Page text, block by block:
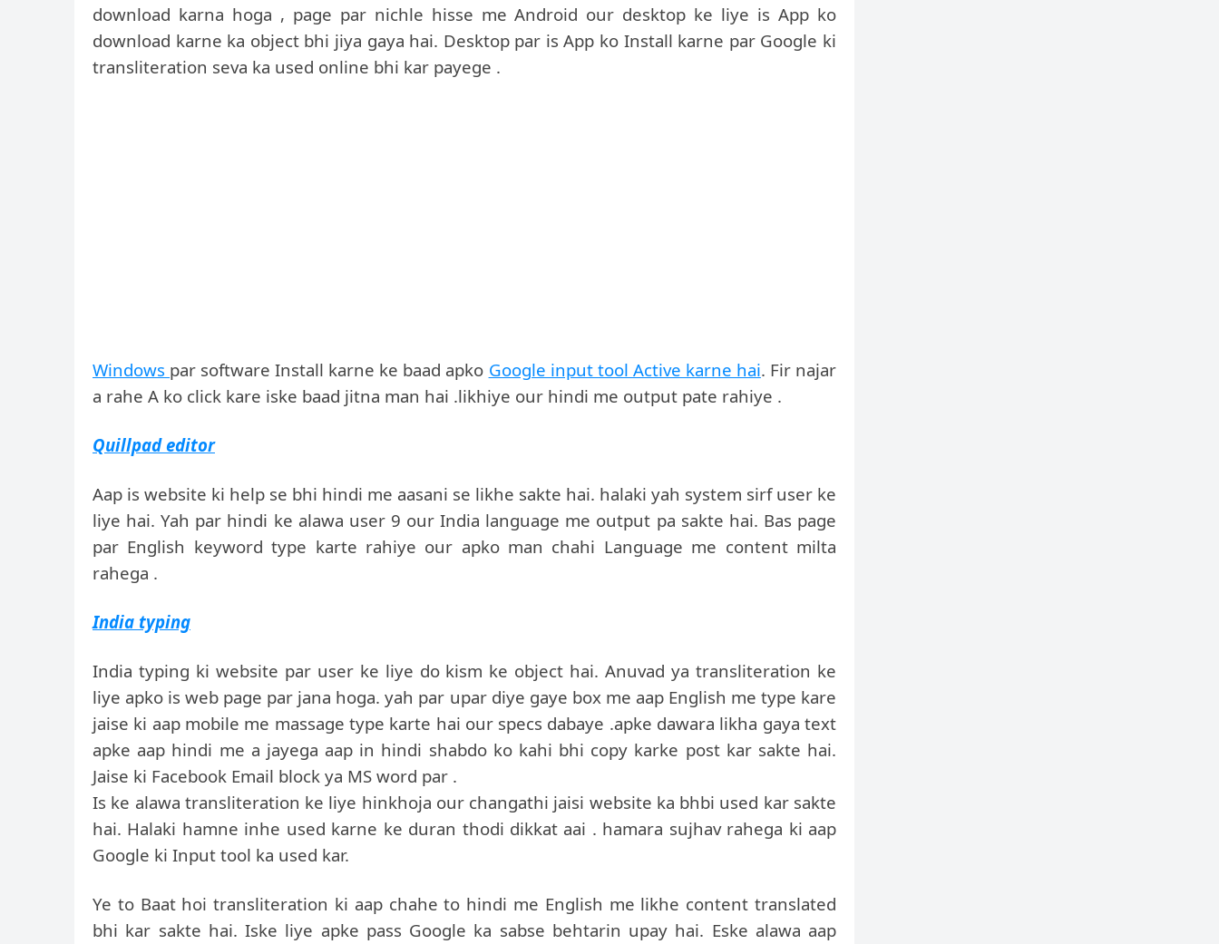
download karna hoga , page par nichle hisse me Android our desktop ke liye is App ko
download karne ka object bhi jiya gaya hai. Desktop par is App ko Install karne par Google ki
transliteration seva ka used online bhi kar payege .
Windows par software Install karne ke baad apko Google input tool Active karne hai. Fir najar
a rahe A ko click kare iske baad jitna man hai .likhiye our hindi me output pate rahiye .
Quillpad editor
Aap is website ki help se bhi hindi me aasani se likhe sakte hai. halaki yah system sirf user ke
liye hai. Yah par hindi ke alawa user 9 our India language me output pa sakte hai. Bas page
par English keyword type karte rahiye our apko man chahi Language me content milta
rahega .
India typing
India typing ki website par user ke liye do kism ke object hai. Anuvad ya transliteration ke
liye apko is web page par jana hoga. yah par upar diye gaye box me aap English me type kare
jaise ki aap mobile me massage type karte hai our specs dabaye .apke dawara likha gaya text
apke aap hindi me a jayega aap in hindi shabdo ko kahi bhi copy karke post kar sakte hai.
Jaise ki Facebook Email block ya MS word par .
Is ke alawa transliteration ke liye hinkhoja our changathi jaisi website ka bhbi used kar sakte
hai. Halaki hamne inhe used karne ke duran thodi dikkat aai . hamara sujhav rahega ki aap
Google ki Input tool ka used kar.
Ye to Baat hoi transliteration ki aap chahe to hindi me English me likhe content translated
bhi kar sakte hai. Iske liye apke pass Google ka sabse behtarin upay hai. Eske alawa aap